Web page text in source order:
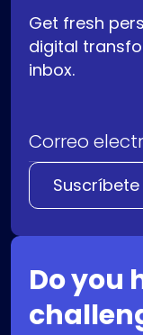
Get fresh
digital
inbox.
Correo
Do you